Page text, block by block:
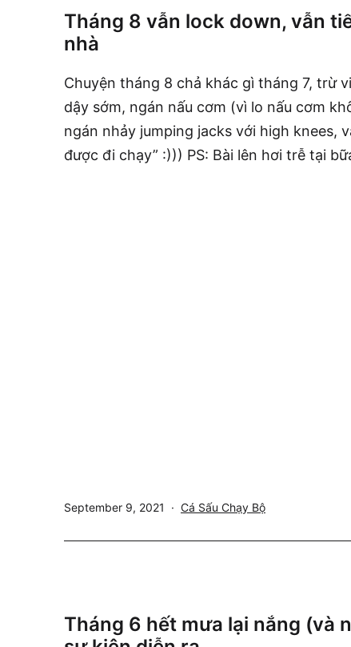
Tháng 8 vẫn lock down, vẫn
nhà
Chuyện tháng 8 chả khác gì tháng 7, trừ
dậy sớm, ngán nấu cơm (vì lo nấu cơm
ngán nhảy jumping jacks với high knees,
được đi chạy” :))) PS: Bài lên hơi trễ tại
Published
September 9, 2021
Categorized
Cá Sấu Chạy Bộ
Tháng 6 hết mưa lại nắng (và